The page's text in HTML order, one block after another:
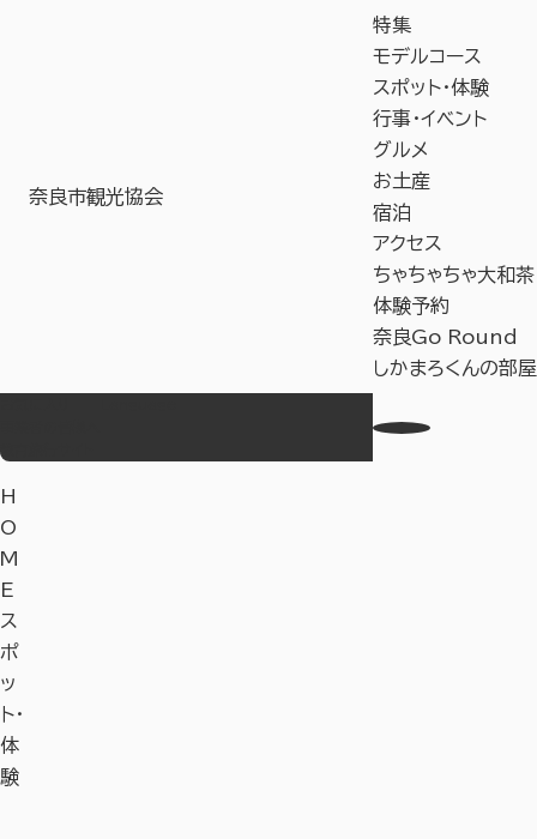
奈良市観光協会
特集
モデルコース
スポット・体験
行事・イベント
グルメ
お土産
宿泊
アクセス
ちゃちゃちゃ大和茶
体験予約
奈良Go Round
しかまろくんの部屋
H
O
M
E
ス
ポ
ッ
ト・
体
験